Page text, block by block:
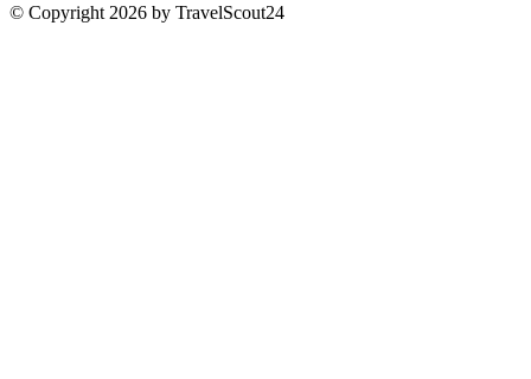
© Copyright 2026 by TravelScout24